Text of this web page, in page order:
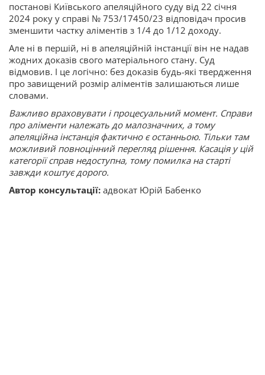
постанові Київського апеляційного суду від 22 січня
2024 року у справі № 753/17450/23 відповідач просив
зменшити частку аліментів з 1/4 до 1/12 доходу.
Але ні в першій, ні в апеляційній інстанції він не надав
жодних доказів свого матеріального стану. Суд
відмовив. І це логічно: без доказів будь-які твердження
про завищений розмір аліментів залишаються лише
словами.
Важливо враховувати і процесуальний момент. Справи
про аліменти належать до малозначних, а тому
апеляційна інстанція фактично є останньою. Тільки там
можливий повноцінний перегляд рішення. Касація у цій
категорії справ недоступна, тому помилка на старті
завжди коштує дорого.
Автор консультації: адвокат Юрій Бабенко